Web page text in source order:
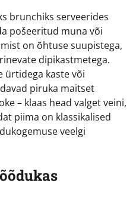
brunchiks serveerides
pošeeritud muna või
on õhtuse suupistega,
dipikastmetega.
ürtidega kaste või
piruka maitset
– klaas head valget veini,
piima on klassikalised
veelgi